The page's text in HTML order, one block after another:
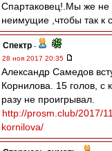
Спартаковец!.Мы же не
неимущие ,чтобы так к
Спектр -
28 ноя 2017 20:35
Александр Самедов
Корнилова. 15 голов, с
разу не проигрывал.
http://prosm.club/2017/
kornilova/